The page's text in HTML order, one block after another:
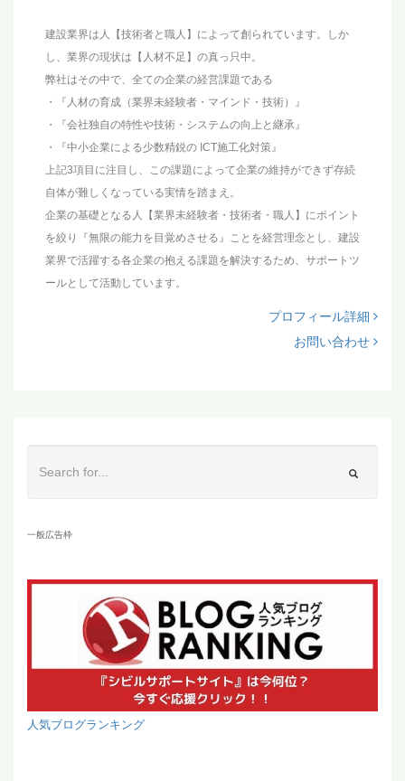
建設業界は人【技術者と職人】によって創られています。しか
し、業界の現状は【人材不足】の真っ只中。
弊社はその中で、全ての企業の経営課題である
・『人材の育成（業界未経験者・マインド・技術）』
・『会社独自の特性や技術・システムの向上と継承』
・『中小企業による少数精鋭の ICT施工化対策』
上記3項目に注目し、この課題によって企業の維持ができず存続
自体が難しくなっている実情を踏まえ。
企業の基礎となる人【業界未経験者・技術者・職人】にポイント
を絞り『無限の能力を目覚めさせる』ことを経営理念とし、建設
業界で活躍する各企業の抱える課題を解決するため、サポートツ
ールとして活動しています。
プロフィール詳細
お問い合わせ
一般広告枠
人気ブログランキング